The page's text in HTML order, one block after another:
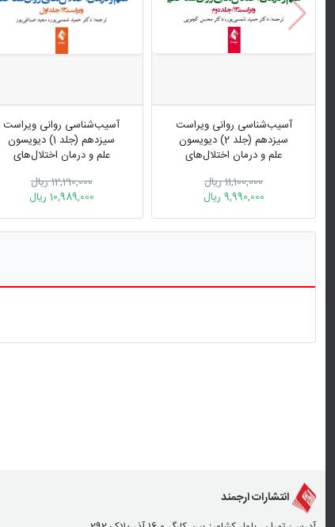
آسیب‌شناسی روانی ویراست
سیزدهم (جلد 2) دیویسون
علم و درمان اختلال‌های
11,100,000 ریال
9,990,000 ریال
آسیب‌شناسی روانی ویراست
سیزدهم (جلد 1) دیویسون
علم و درمان اختلال‌های
12,210,000 ریال
10,989,000 ریال
انتشارات ارجمند